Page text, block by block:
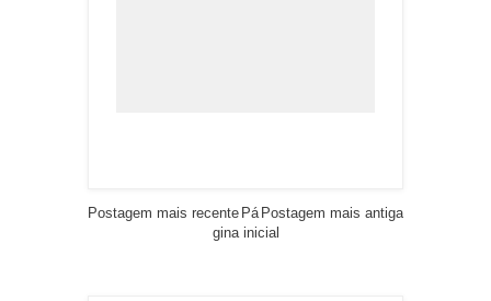
Postagem mais recente Postagem mais antiga
Pá
gina inicial